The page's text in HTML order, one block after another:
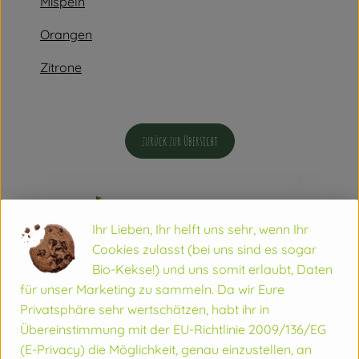
Orangen
Zitrone
zurück zur Übersicht
Ihr Lieben, Ihr helft uns sehr, wenn Ihr
Cookies zulasst (bei uns sind es sogar
Bio-Kekse!) und uns somit erlaubt, Daten
für unser Marketing zu sammeln. Da wir Eure
Privatsphäre sehr wertschätzen, habt ihr in
Übereinstimmung mit der EU-Richtlinie 2009/136/EG
(E-Privacy) die Möglichkeit, genau einzustellen, an